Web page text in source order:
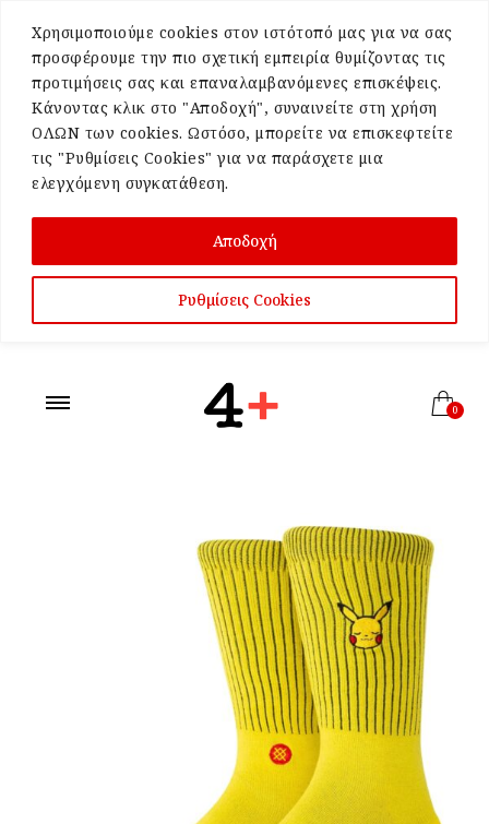
Χρησιμοποιούμε cookies στον ιστότοπό μας για να σας
προσφέρουμε την πιο σχετική εμπειρία θυμίζοντας τις
προτιμήσεις σας και επαναλαμβανόμενες επισκέψεις.
Κάνοντας κλικ στο "Αποδοχή", συναινείτε στη χρήση
ΟΛΩΝ των cookies. Ωστόσο, μπορείτε να επισκεφτείτε
τις "Ρυθμίσεις Cookies" για να παράσχετε μια
ελεγχόμενη συγκατάθεση.
Ρυθμίσεις Cookies
Αποδοχή
0